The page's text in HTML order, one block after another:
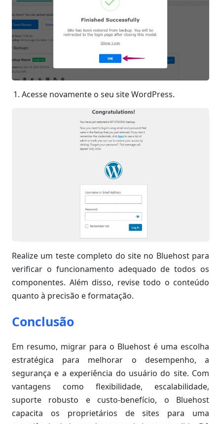
Acesse novamente o seu site WordPress.
Realize um teste completo do site no Bluehost para
verificar o funcionamento adequado de todos os
componentes. Além disso, revise todo o conteúdo
quanto à precisão e formatação.
Conclusão
Em resumo, migrar para o Bluehost é uma escolha
estratégica para melhorar o desempenho, a
segurança e a experiência do usuário do site. Com
vantagens como flexibilidade, escalabilidade,
suporte robusto e custo-benefício, o Bluehost
capacita os proprietários de sites para uma